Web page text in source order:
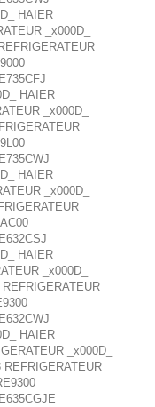
HAIER
_x000D_
HAIER
_x000D_
HAIER
_x000D_
HAIER
_x000D_
HAIER
_x000D_
REFRIGERATEUR